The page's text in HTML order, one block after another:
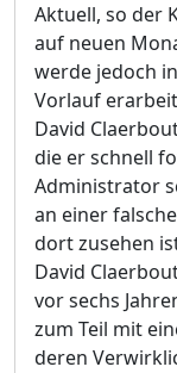
Aktuell, so der
auf neuen
werde jedoch
Vorlauf
David
die er schnell
Administrator
an einer
dort zusehen
David
vor sechs
zum Teil mit
deren